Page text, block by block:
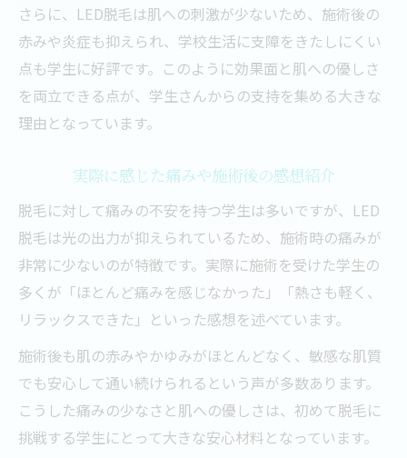
さらに、LED脱毛は肌への刺激が少ないため、施術後の
赤みや炎症も抑えられ、学校生活に支障をきたしにくい
点も学生に好評です。このように効果面と肌への優しさ
を両立できる点が、学生さんからの支持を集める大きな
理由となっています。
実際に感じた痛みや施術後の感想紹介
脱毛に対して痛みの不安を持つ学生は多いですが、LED
脱毛は光の出力が抑えられているため、施術時の痛みが
非常に少ないのが特徴です。実際に施術を受けた学生の
多くが「ほとんど痛みを感じなかった」「熱さも軽く、
リラックスできた」といった感想を述べています。
施術後も肌の赤みやかゆみがほとんどなく、敏感な肌質
でも安心して通い続けられるという声が多数あります。
こうした痛みの少なさと肌への優しさは、初めて脱毛に
挑戦する学生にとって大きな安心材料となっています。